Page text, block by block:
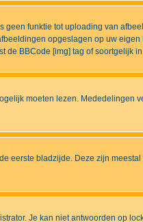
funktie tot uploading van
opgeslagen op uw
de BBCode [img] tag of soortgelijk
moeten lezen.
eerste bladzijde. Deze zijn
Je kan niet antwoorden op